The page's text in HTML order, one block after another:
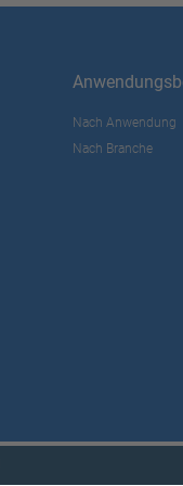
Nach Anwendung
Nach Branche